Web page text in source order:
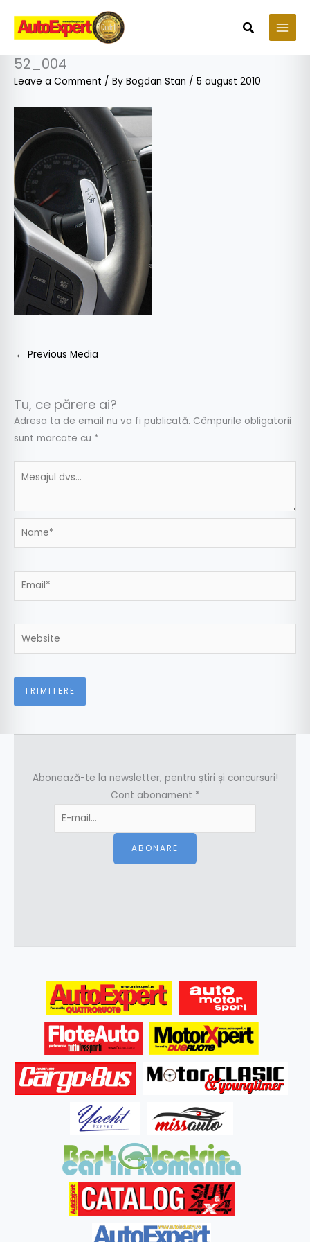
content
Search
52_004
Leave a Comment / By Bogdan Stan / 5 august 2010
← Previous Media
Tu, ce părere ai?
Adresa ta de email nu va fi publicată. Câmpurile obligatorii
sunt marcate cu *
Name*
Email*
Website
Abonează-te la newsletter, pentru știri și concursuri!
Cont abonament *
ABONARE